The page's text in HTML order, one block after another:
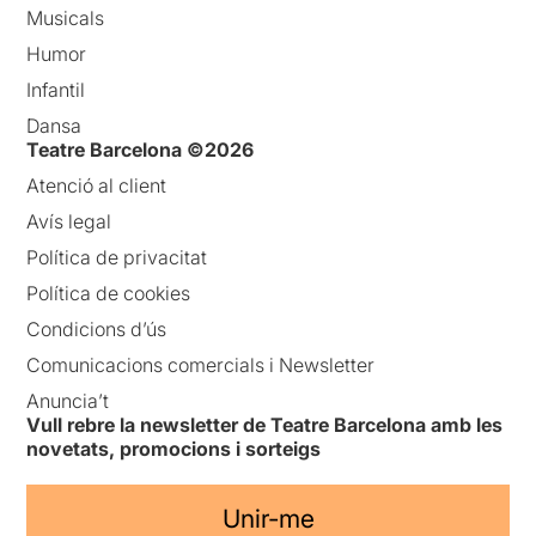
Musicals
Humor
Infantil
Dansa
Teatre Barcelona ©2026
Atenció al client
Avís legal
Política de privacitat
Política de cookies
Condicions d’ús
Comunicacions comercials i Newsletter
Anuncia’t
Vull rebre la newsletter de Teatre Barcelona amb les
novetats, promocions i sorteigs
Unir-me